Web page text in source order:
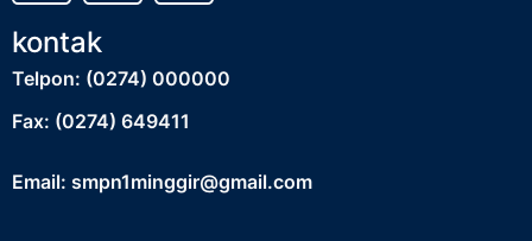
kontak
Telpon: (0274) 000000
Fax: (0274) 649411
Email: smpn1minggir@gmail.com